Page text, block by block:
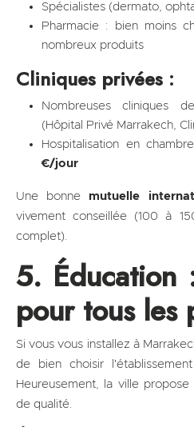
Spécialistes (dermato,
Pharmacie : bien moins
nombreux produits
Cliniques privées :
Nombreuses cliniques
(Hôpital Privé Marrakech,
Hospitalisation en
€/jour
Une bonne mutuelle
vivement conseillée (100 à
complet).
5. Éducation
pour tous les
Si vous vous installez à
de bien choisir
Heureusement, la ville
de qualité.